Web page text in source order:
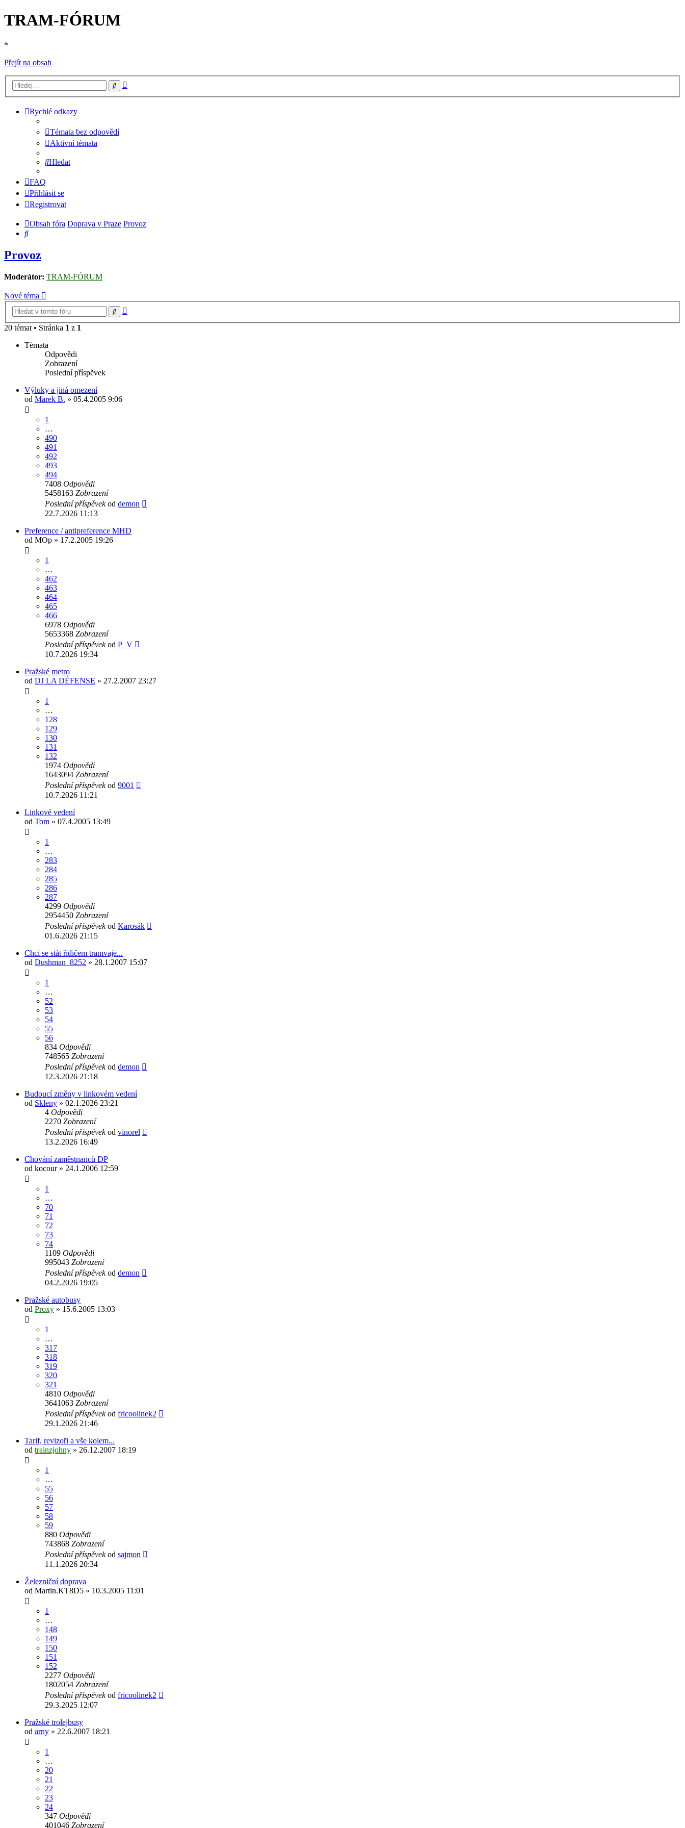
TRAM-FÓRUM
*
Přejít na obsah
Hledat
Rychlé odkazy
Témata bez odpovědí
Aktivní témata
Hledat
FAQ
Přihlásit se
Registrovat
Obsah fóra Doprava v Praze Provoz
Hledat
Provoz
Moderátor: TRAM-FÓRUM
Nové téma
Hledat
20 témat • Stránka 1 z 1
Témata
Odpovědi
Zobrazení
Poslední příspěvek
Výluky a jiná omezení
od Marek B. » 05.4.2005 9:06
1
…
490
491
492
493
494
7408 Odpovědi
5458163 Zobrazení
Poslední příspěvekod demon
22.7.2026 11:13
Preference / antipreference MHD
od MOp » 17.2.2005 19:26
1
…
462
463
464
465
466
6978 Odpovědi
5653368 Zobrazení
Poslední příspěvekod P_V
10.7.2026 19:34
Pražské metro
od DJ LA DÉFENSE » 27.2.2007 23:27
1
…
128
129
130
131
132
1974 Odpovědi
1643094 Zobrazení
Poslední příspěvekod 9001
10.7.2026 11:21
Linkové vedení
od Tom » 07.4.2005 13:49
1
…
283
284
285
286
287
4299 Odpovědi
2954450 Zobrazení
Poslední příspěvekod Karosák
01.6.2026 21:15
Chci se stát řidičem tramvaje...
od Dushman_8252 » 28.1.2007 15:07
1
…
52
53
54
55
56
834 Odpovědi
748565 Zobrazení
Poslední příspěvekod demon
12.3.2026 21:18
Budoucí změny v linkovém vedení
od Skleny » 02.1.2026 23:21
4 Odpovědi
2270 Zobrazení
Poslední příspěvekod vinorel
13.2.2026 16:49
Chování zaměstnanců DP
od kocour» 24.1.2006 12:59
1
…
70
71
72
73
74
1109 Odpovědi
995043 Zobrazení
Poslední příspěvekod demon
04.2.2026 19:05
Pražské autobusy
od Proxy » 15.6.2005 13:03
1
…
317
318
319
320
321
4810 Odpovědi
3641063 Zobrazení
Poslední příspěvekod fricoolinek2
29.1.2026 21:46
Tarif, revizoři a vše kolem...
od trainzjohny » 26.12.2007 18:19
1
…
55
56
57
58
59
880 Odpovědi
743868 Zobrazení
Poslední příspěvekod sajmon
11.1.2026 20:34
Železniční doprava
od Martin.KT8D5 » 10.3.2005 11:01
1
…
148
149
150
151
152
2277 Odpovědi
1802054 Zobrazení
Poslední příspěvekod fricoolinek2
29.3.2025 12:07
Pražské trolejbusy
od arny » 22.6.2007 18:21
1
…
20
21
22
23
24
347 Odpovědi
401046 Zobrazení